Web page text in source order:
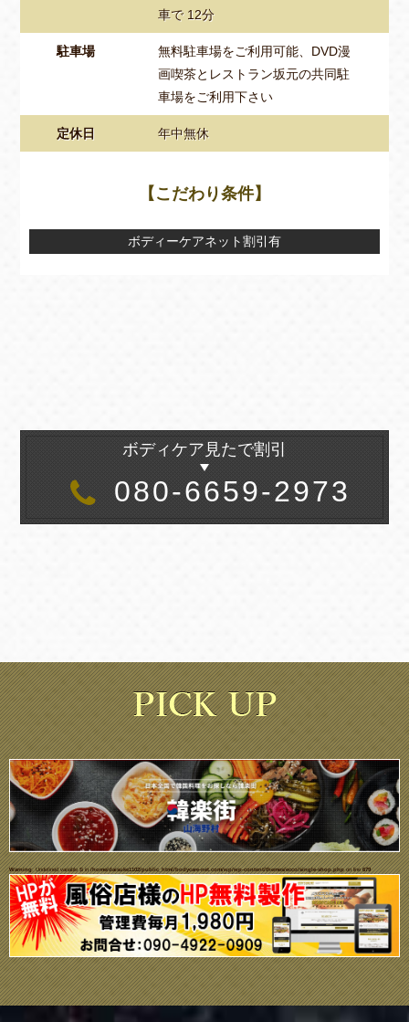
車で 12分
駐車場
無料駐車場をご利用可能、DVD漫
画喫茶とレストラン坂元の共同駐
車場をご利用下さい
定休日 年中無休
【こだわり条件】
ボディーケアネット割引有
ボディケア見たで割引
080-6659-2973
Warning: Undefined variable $i in/home/daisuke1102/public_html/bodycare-net.com/wp/wp-content/themes/ecco/single-shop.phpon line679